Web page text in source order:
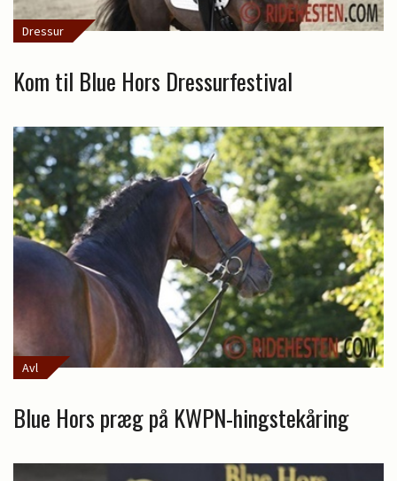
Dressur
Kom til Blue Hors Dressurfestival
Avl
Blue Hors præg på KWPN-hingstekåring